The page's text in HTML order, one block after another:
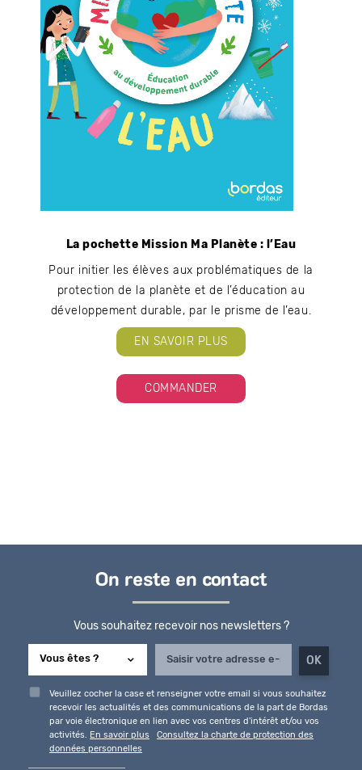
La pochette Mission Ma Planète : l’Eau
Pour initier les élèves aux problématiques de la
protection de la planète et de l’éducation au
développement durable, par le prisme de l’eau.
EN SAVOIR PLUS
COMMANDER
On reste en contact
Vous souhaitez recevoir nos newsletters ?
Veuillez cocher la case et renseigner votre email si vous souhaitez
recevoir les actualités et des communications de la part de Bordas
par voie électronique en lien avec vos centres d'intérêt et/ou vos
activités.
En savoir plus
Consultez la charte de protection des
données personnelles